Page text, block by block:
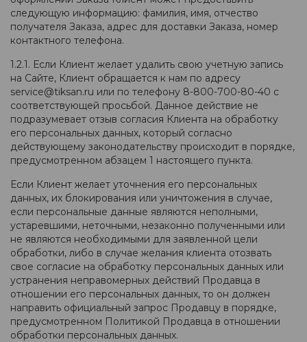
следующую информацию: фамилия, имя, отчество
получателя Заказа, адрес для доставки Заказа, номер
контактного телефона.
1.2.1. Если Клиент желает удалить свою учетную запись
на Сайте, Клиент обращается к нам по адресу
service@tiksan.ru или по телефону 8-800-700-80-40 с
соответствующей просьбой. Данное действие не
подразумевает отзыв согласия Клиента на обработку
его персональных данных, который согласно
действующему законодательству происходит в порядке,
предусмотренном абзацем 1 настоящего пункта.
Если Клиент желает уточнения его персональных
данных, их блокирования или уничтожения в случае,
если персональные данные являются неполными,
устаревшими, неточными, незаконно полученными или
не являются необходимыми для заявленной цели
обработки, либо в случае желания клиента отозвать
свое согласие на обработку персональных данных или
устранения неправомерных действий Продавца в
отношении его персональных данных, то он должен
направить официальный запрос Продавцу в порядке,
предусмотренном Политикой Продавца в отношении
обработки персональных данных.